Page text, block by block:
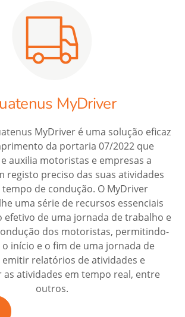
MyDriver
MyDriver é uma solução eficaz
da portaria 07/2022 que
auxilia motoristas e empresas a
registo preciso das suas atividades
de condução. O MyDriver
uma série de recursos essenciais
efetivo de uma jornada de trabalho e
dos motoristas, permitindo-
início e o fim de uma jornada de
relatórios de atividades e
as atividades em tempo real, entre
outros.